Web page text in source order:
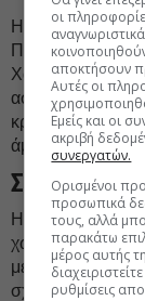
Η Ελλάδα
Παλαιστίνη, με
Χαμάς την
ασφαλείας για το
κρατούνται από
άμεσα.
Συρία
Η Ελλάδα
χωρίς
με εγγυήσεις
σχέσεις καλής
οι
αποκτήσουν
Αυτές οι
Εμείς και οι
ακριβή
συνεργατών.
Ορισμένοι
προσωπικά
τους, αλλά
παρακάτω
μέρος αυτής
ρυθμίσεις